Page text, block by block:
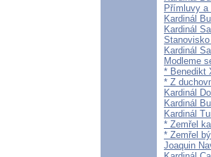
Přímluvy
Kardinál
Kardinál
Kardinál
Modleme
* Benedikt
* Z
Kardinál
Kardinál
Kardinál
* Zemřel
* Zemřel
Joaquin